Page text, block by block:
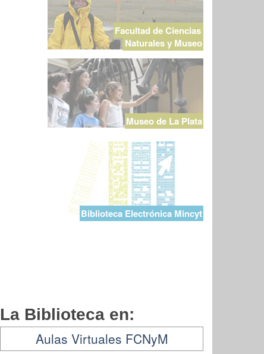
Facultad de Ciencias
Naturales y Museo
Museo de La Plata
Biblioteca Electrónica Mincyt
La Biblioteca en:
Aulas Virtuales FCNyM